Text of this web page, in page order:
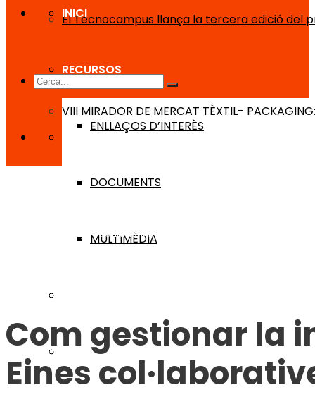
El Tecnocampus llança la tercera edició del
VIII MIRADOR DE MERCAT TÈXTIL-
INICI
RECURSOS
ENLLAÇOS D’INTERÈS
DOCUMENTS
MULTIMÈDIA
BLOG
Com gestionar la innovació en empreses tèxtils.
Com gestionar la
Eines